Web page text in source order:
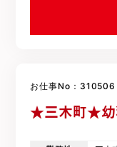
お仕事No：310506
★三木町★幼